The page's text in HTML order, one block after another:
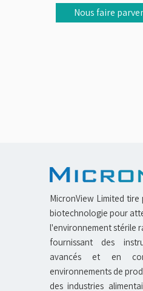
Nous faire
MicronView Limited
biotechnologie pour
l'environnement stérile
fournissant des
avancés et en
environnements de
des industries